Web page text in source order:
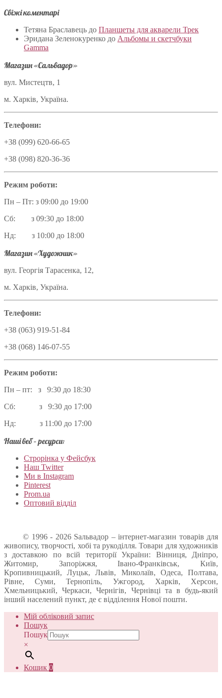
Свіжі коментарі
Тетяна Браславець до Планшеты для акварели Трек
Эридана Зеленокуренко до Альбомы и скетчбуки
Gamma
Магазин «Сальвадор»
вул. Мистецтв, 1
м. Харків, Україна.
Телефони:
+38 (099) 620-66-65
+38 (098) 820-36-36
Режим роботи:
Пн – Пт: з 09:00 до 19:00
Сб: з 09:30 до 18:00
Нд: з 10:00 до 18:00
Магазин «Художник»
вул. Георгія Тарасенка, 12,
м. Харків, Україна.
Телефони:
+38 (063) 919-51-84
+38 (068) 146-07-55
Режим роботи:
Пн – пт: з 9:30 до 18:30
Сб: з 9:30 до 17:00
Нд: з 11:00 до 17:00
Наші веб – ресурси:
Строрінка у Фейсбук
Наш Twitter
Ми в Instagram
Pinterest
Prom.ua
Оптовий відділ
© 1996 - 2026 Sальвадор – інтернет-магазин товарів для
живопису, творчості, хобі та рукоділля. Товари для художників
з доставкою по всій території України: Вінниця, Дніпро,
Житомир, Запоріжжя, Івано-Франківськ, Київ,
Кропивницький, Луцьк, Львів, Миколаїв, Одеса, Полтава,
Рівне, Суми, Тернопіль, Ужгород, Харків, Херсон,
Хмельницький, Черкаси, Чернігів, Чернівці та в будь-який
інший населений пункт, де є відділення Нової пошти.
Мій обліковий запис
Пошук
Пошук
×
Кошик 0